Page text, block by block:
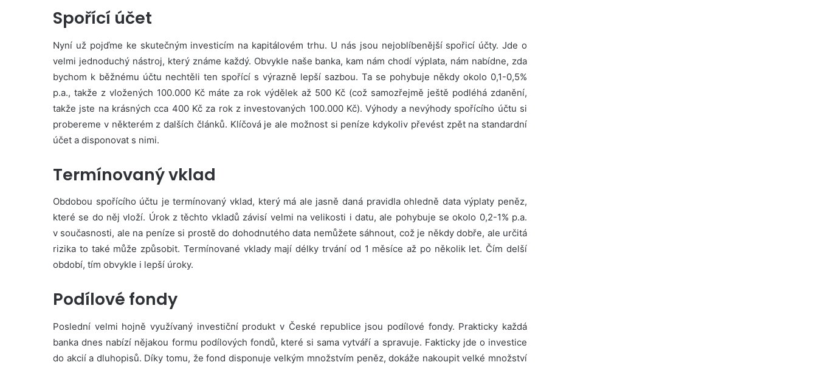
Spořící účet
Nyní už pojďme ke skutečným investicím na kapitálovém trhu. U nás jsou nejoblíbenější spořicí účty. Jde o
velmi jednoduchý nástroj, který známe každý. Obvykle naše banka, kam nám chodí výplata, nám nabídne, zda
bychom k běžnému účtu nechtěli ten spořící s výrazně lepší sazbou. Ta se pohybuje někdy okolo 0,1-0,5%
p.a., takže z vložených 100.000 Kč máte za rok výdělek až 500 Kč (což samozřejmě ještě podléhá zdanění,
takže jste na krásných cca 400 Kč za rok z investovaných 100.000 Kč). Výhody a nevýhody spořícího účtu si
probereme v některém z dalších článků. Klíčová je ale možnost si peníze kdykoliv převést zpět na standardní
účet a disponovat s nimi.
Termínovaný vklad
Obdobou spořícího účtu je termínovaný vklad, který má ale jasně daná pravidla ohledně data výplaty peněz,
které se do něj vloží. Úrok z těchto vkladů závisí velmi na velikosti i datu, ale pohybuje se okolo 0,2-1% p.a.
v současnosti, ale na peníze si prostě do dohodnutého data nemůžete sáhnout, což je někdy dobře, ale určitá
rizika to také může způsobit. Termínované vklady mají délky trvání od 1 měsíce až po několik let. Čím delší
období, tím obvykle i lepší úroky.
Podílové fondy
Poslední velmi hojně využívaný investiční produkt v České republice jsou podílové fondy. Prakticky každá
banka dnes nabízí nějakou formu podílových fondů, které si sama vytváří a spravuje. Fakticky jde o investice
do akcií a dluhopisů. Díky tomu, že fond disponuje velkým množstvím peněz, dokáže nakoupit velké množství